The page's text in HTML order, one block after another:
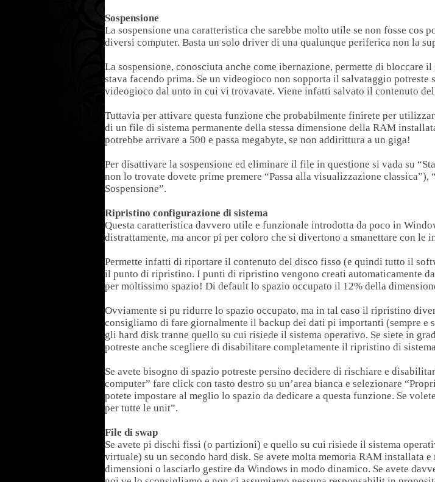
Sospensione
La sospensione una caratteristica che sarebbe molto utile se non fosse
diversi computer. Basta un solo driver di una qualunque periferica non la
La sospensione, conosciuta anche come ibernazione, permette di bloccare
stava facendo prima. Se un videogioco non sopporta il salvataggio
videogioco dal unto in cui vi trovavate. Viene infatti salvato il contenuto
Tuttavia per attivare questa funzione che probabilmente finirete per
di un file di sistema permanente della stessa dimensione della RAM
potrebbe arrivare a 500 e passa megabyte, se non addirittura a un giga!
Per disattivare la sospensione ed eliminare il file in questione si vada su
non lo trovate dovete prime premere “Passa alla visualizzazione
Sospensione”.
Ripristino configurazione di sistema
Questa caratteristica davvero utile e funzionale introdotta da poco in
distrattamente, ma ancor pi per coloro che si divertono a smanettare con
Permette infatti di riportare il contenuto del disco fisso (e quindi tutto il
il punto di ripristino. I punti di ripristino vengono creati automaticamente
per moltissimo spazio! Di default lo spazio occupato il 12% della
Ovviamente si pu ridurre lo spazio occupato, ma in tal caso il ripristino
consigliamo di fare giornalmente il backup dei dati pi importanti (sempre
gli hard disk tranne quello su cui risiede il sistema operativo. Se siete in
potreste anche scegliere di disabilitare completamente il ripristino di
Se avete bisogno di spazio potreste persino decidere di rischiare e
computer” fare click con tasto destro su un’area bianca e selezionare
potete impostare al meglio lo spazio da dedicare a questa funzione. Se
per tutte le unit”.
File di swap
Se avete pi dischi fissi (o partizioni) e quello su cui risiede il sistema
virtuale) su un secondo hard disk. Se avete molta memoria RAM installata
dimensioni o lasciarlo gestire da Windows in modo dinamico. Se avete